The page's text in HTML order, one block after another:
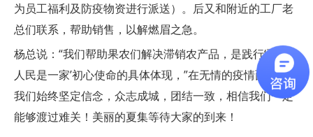
为员工福利及防疫物资进行派送）。后又和附近的工厂老
总们联系，帮助销售，以解燃眉之急。
杨总说：“我们帮助果农们解决滞销农产品，是践行‘夏集
人民是一家’初心使命的具体体现，”在无情的疫情面前，
我们始终坚定信念，众志成城，团结一致，相信我们一定
能够渡过难关！美丽的夏集等待大家的到来！